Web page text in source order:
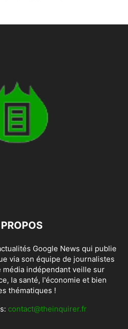
Google News qui publie
via son équipe de journalistes
média indépendant veille sur
la santé, l'économie et bien
thématiques !
contact@theinquirer.fr